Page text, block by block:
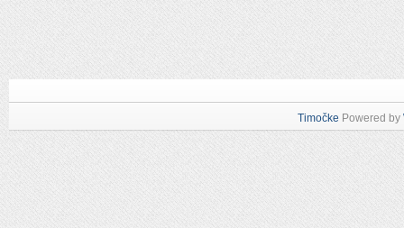
Timočke Powered by